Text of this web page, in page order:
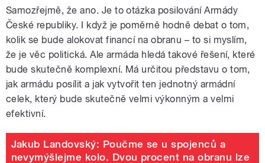
Samozřejmě, že ano. Je to otázka posilování Armády
České republiky. I když je poměrně hodně debat o tom,
kolik se bude alokovat financí na obranu – to si myslím,
že je věc politická. Ale armáda hledá takové řešení, které
bude skutečně komplexní. Má určitou představu o tom,
jak armádu posílit a jak vytvořit ten jednotný armádní
celek, který bude skutečně velmi výkonným a velmi
efektivní.
Jakub Landovský: Poučme se u spojenců a
nevymýšlejme kolo. Dvou procent na obranu lze